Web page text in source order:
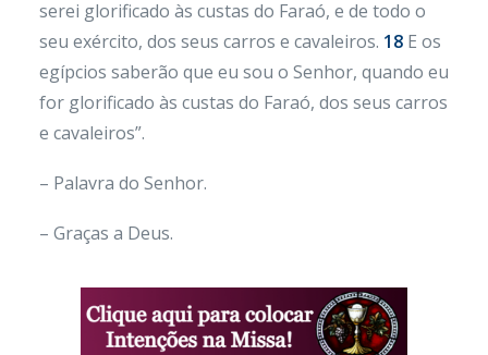
serei glorificado às custas do Faraó, e de todo o
seu exército, dos seus carros e cavaleiros. 18 E os
egípcios saberão que eu sou o Senhor, quando eu
for glorificado às custas do Faraó, dos seus carros
e cavaleiros”.
– Palavra do Senhor.
– Graças a Deus.